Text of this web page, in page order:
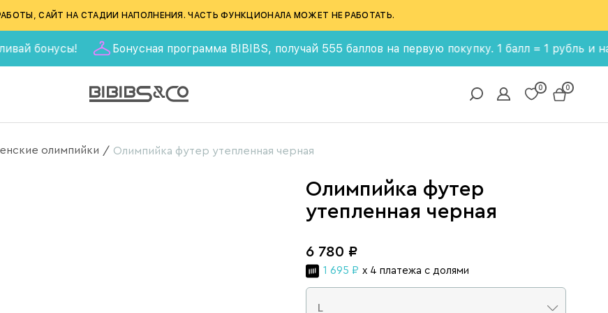
САЙТ НА СТАДИИ НАПОЛНЕНИЯ. ЧАСТЬ ФУНКЦИОНАЛА МОЖЕТ НЕ РАБОТАТЬ.
Бонусная программа BIBIBS, получай 555 баллов на первую покупку. 1 балл = 1 рубль и
0 0
олимпийки / Олимпийка футер утепленная черная
Олимпийка футер
утепленная черная
6 780 ₽
1 695 ₽ x 4 платежа с долями